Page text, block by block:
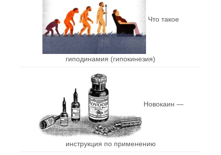
Что такое
гиподинамия (гипокинезия)
Новокаин —
инструкция по применению